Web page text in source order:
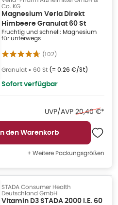
Co. KG
Magnesium Verla Direkt
Himbeere Granulat 60 St
Fruchtig und schnell: Magnesium
für unterwegs
(102)
Granulat • 60 St (= 0.26 €/St)
Sofort verfügbar
UVP/AVP Ehemaliger
20,40 €*
In den Warenkorb
+ Weitere Packungsgrößen
STADA Consumer Health
Deutschland GmbH
Vitamin D3 STADA 2000 I.E. 60